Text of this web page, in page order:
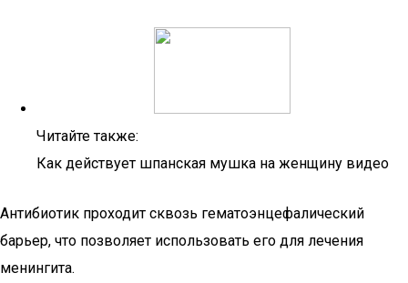
Читайте также:
Как действует шпанская мушка на женщину видео
Антибиотик проходит сквозь гематоэнцефалический
барьер, что позволяет использовать его для лечения
менингита.